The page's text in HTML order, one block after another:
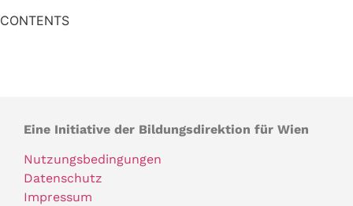
CONTENTS
Eine Initiative der Bildungsdirektion für Wien
Nutzungsbedingungen
Datenschutz
Impressum